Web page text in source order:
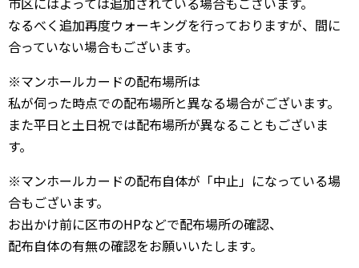
なるべく追加再度ウォーキングを行っておりますが、間に
合っていない場合もございます。
※マンホールカードの配布場所は
私が伺った時点での配布場所と異なる場合がございます。
また平日と土日祝では配布場所が異なることもございま
す。
※マンホールカードの配布自体が「中止」になっている場
合もございます。
お出かけ前に区市のHPなどで配布場所の確認、
配布自体の有無の確認をお願いいたします。